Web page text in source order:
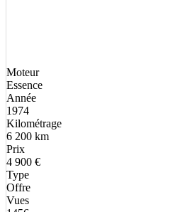
Moteur
Essence
Année
1974
Kilométrage
6 200 km
Prix
4 900 €
Type
Offre
Vues